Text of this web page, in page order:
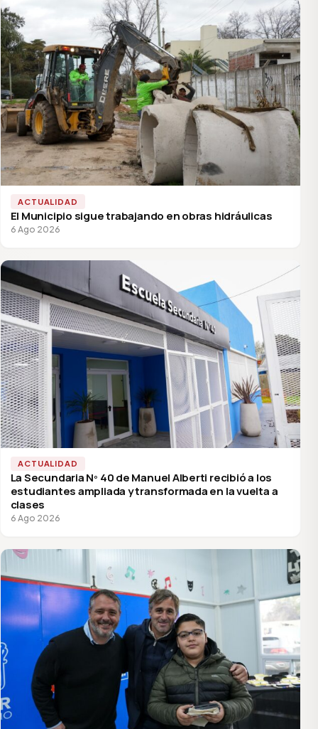
ACTUALIDAD
El Municipio sigue trabajando en obras hidráulicas
6 Ago 2026
ACTUALIDAD
La Secundaria Nº 40 de Manuel Alberti recibió a los
estudiantes ampliada y transformada en la vuelta a
clases
6 Ago 2026